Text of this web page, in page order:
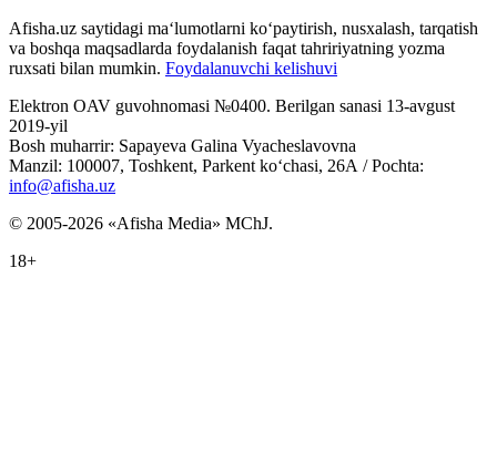
Afisha.uz saytidagi ma‘lumotlarni ko‘paytirish, nusxalash, tarqatish
va boshqa maqsadlarda foydalanish faqat tahririyatning yozma
ruxsati bilan mumkin. Foydalanuvchi kelishuvi
Elektron OAV guvohnomasi №0400. Berilgan sanasi 13-avgust
2019-yil
Bosh muharrir: Sapayeva Galina Vyacheslavovna
Manzil: 100007, Toshkent, Parkent ko‘chasi, 26А / Pochta:
info@afisha.uz
© 2005-2026 «Afisha Media» MChJ.
18+